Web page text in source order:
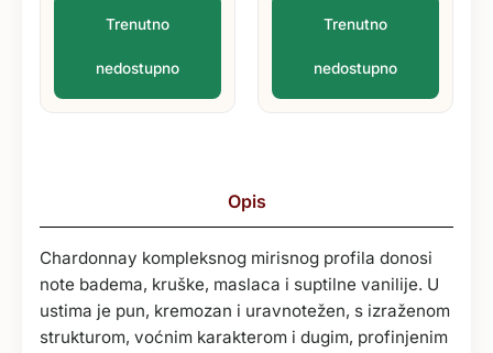
Trenutno
nedostupno
Trenutno
nedostupno
Opis
Chardonnay kompleksnog mirisnog profila donosi
note badema, kruške, maslaca i suptilne vanilije. U
ustima je pun, kremozan i uravnotežen, s izraženom
strukturom, voćnim karakterom i dugim, profinjenim